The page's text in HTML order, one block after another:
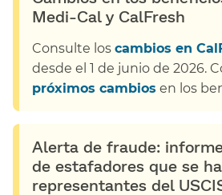
Medi-Cal y CalFresh​​
Consulte los cambios en
desde el 1 de junio de 2026.
próximos cambios en los
Alerta de fraude:
de estafadores que se
representantes del